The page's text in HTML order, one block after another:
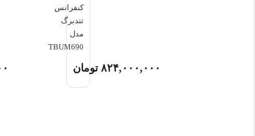
کنفرانس
تندبرگ
مدل
TBUM690
۸۲۴,۰۰۰,۰۰۰ تومان